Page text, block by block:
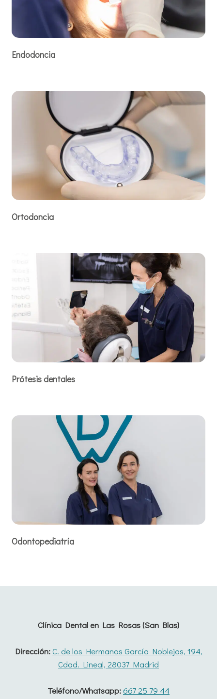
Endodoncia
Ortodoncia
Prótesis dentales
Odontopediatría
Clínica Dental en Las Rosas (San Blas)
Dirección:C. de los Hermanos García Noblejas, 194,
Cdad. Lineal, 28037 Madrid
Teléfono/Whatsapp:667 25 79 44